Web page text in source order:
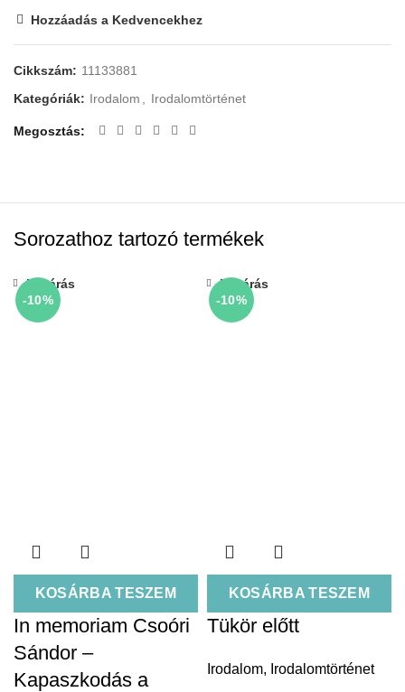
Hozzáadás a Kedvencekhez
Cikkszám: 11133881
Kategóriák: Irodalom Irodalomtörténet
Megosztás
Sorozathoz tartozó termékek
-10%
KOSÁRBA TESZEM
Bezárás
In memoriam Csoóri
Sándor –
Kapaszkodás a
-10%
KOSÁRBA TESZEM
Bezárás
Tükör előtt
Irodalom, Irodalomtörténet